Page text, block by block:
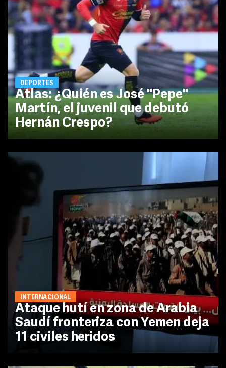
DEPORTES
Atlas: ¿Quién es José "Pepe"
Martín, el juvenil que debutó
Hernán Crespo?
INTERNACIONAL
Ataque hutí en zona de Arabia
Saudí fronteriza con Yemen deja
11 civiles heridos